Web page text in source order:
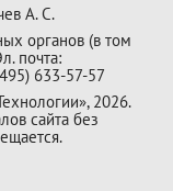
А. С.
органов (в том
почта:
633-57-57
2026.
сайта без